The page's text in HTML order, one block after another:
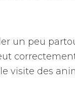
un peu
visite des